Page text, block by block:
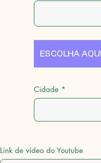
ESCOLHA
Cidade
Link de vídeo do Youtube